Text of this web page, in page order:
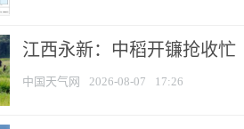
江西永新：中稻开镰抢收忙
中国天气网 2026-08-07 17:26